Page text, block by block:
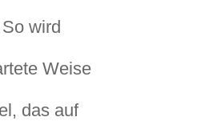
wird
Weise
das auf